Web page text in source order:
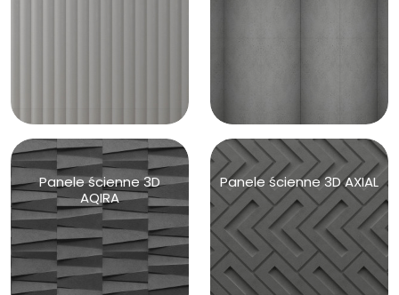
Panele ścienne 3D
AQIRA
Panele ścienne 3D AXIAL